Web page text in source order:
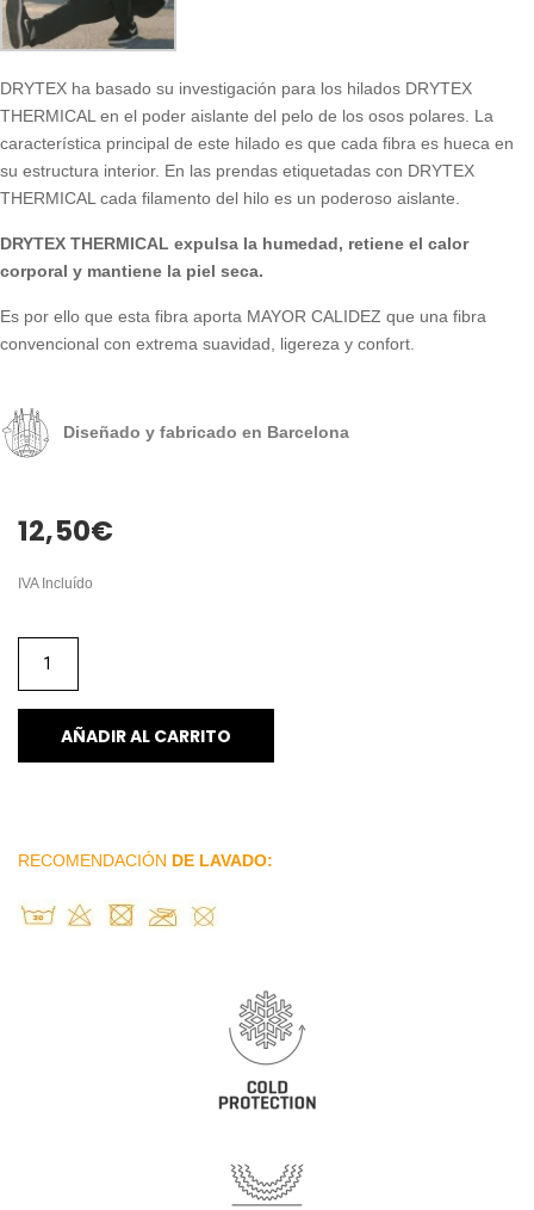
DRYTEX ha basado su investigación para los hilados DRYTEX
THERMICAL en el poder aislante del pelo de los osos polares. La
característica principal de este hilado es que cada fibra es hueca en
su estructura interior. En las prendas etiquetadas con DRYTEX
THERMICAL cada filamento del hilo es un poderoso aislante.
DRYTEX THERMICAL expulsa la humedad, retiene el calor
corporal y mantiene la piel seca.
Es por ello que esta fibra aporta MAYOR CALIDEZ que una fibra
convencional con extrema suavidad, ligereza y confort.
Diseñado y fabricado en Barcelona
12,50€
IVA Incluído
AÑADIR AL CARRITO
RECOMENDACIÓN DE LAVADO: